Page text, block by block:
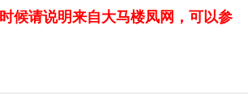
候请说明来自大马楼凤网，可以参